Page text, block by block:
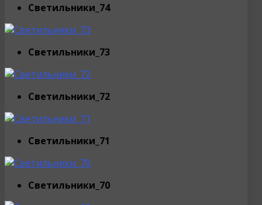
Светильники_74
Светильники_73
Светильники_72
Светильники_71
Светильники_70